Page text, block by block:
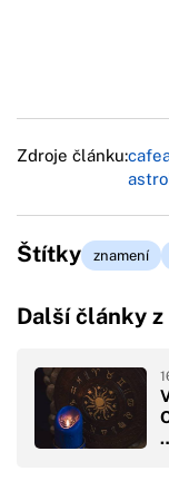
Zdroje článku:
Štítky znamení
Další články